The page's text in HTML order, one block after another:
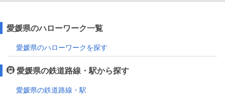
愛媛県のハローワーク一覧
愛媛県のハローワークを探す
愛媛県の鉄道路線・駅から探す
愛媛県の鉄道路線・駅